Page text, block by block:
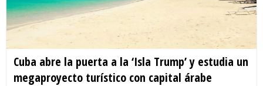
Cuba abre la puerta a la ‘Isla Trump’ y estudia un
megaproyecto turístico con capital árabe